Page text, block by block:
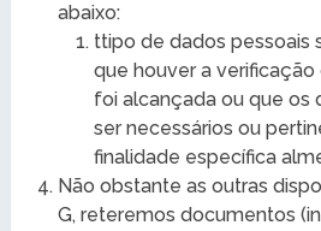
abaixo:
ttipo de dados pessoais
que houver a
foi alcançada ou que os
ser necessários ou
finalidade específica
Não obstante as outras
G, reteremos documentos